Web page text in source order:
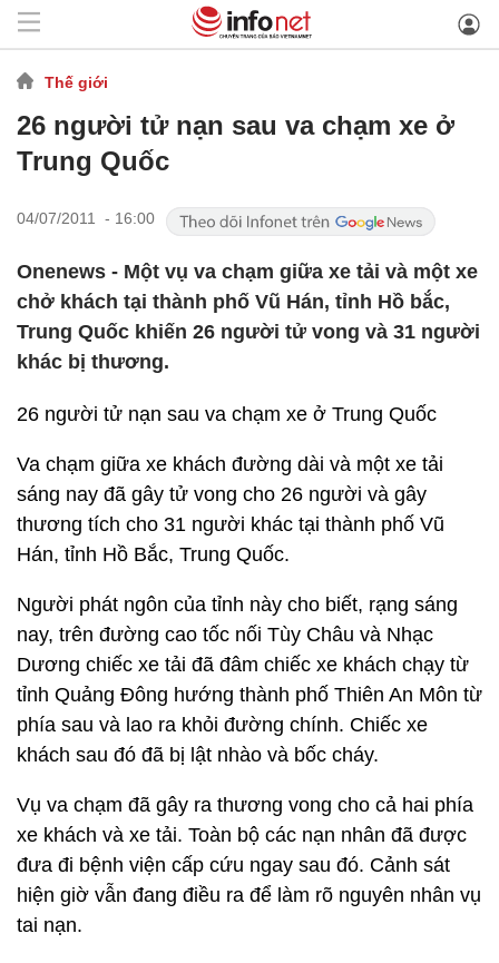
Thế giới
26 người tử nạn sau va chạm xe ở
Trung Quốc
04/07/2011 - 16:00
Onenews - Một vụ va chạm giữa xe tải và một xe
chở khách tại thành phố Vũ Hán, tỉnh Hồ bắc,
Trung Quốc khiến 26 người tử vong và 31 người
khác bị thương.
26 người tử nạn sau va chạm xe ở Trung Quốc
Va chạm giữa xe khách đường dài và một xe tải
sáng nay đã gây tử vong cho 26 người và gây
thương tích cho 31 người khác tại thành phố Vũ
Hán, tỉnh Hồ Bắc, Trung Quốc.
Người phát ngôn của tỉnh này cho biết, rạng sáng
nay, trên đường cao tốc nối Tùy Châu và Nhạc
Dương chiếc xe tải đã đâm chiếc xe khách chạy từ
tỉnh Quảng Đông hướng thành phố Thiên An Môn từ
phía sau và lao ra khỏi đường chính. Chiếc xe
khách sau đó đã bị lật nhào và bốc cháy.
Vụ va chạm đã gây ra thương vong cho cả hai phía
xe khách và xe tải. Toàn bộ các nạn nhân đã được
đưa đi bệnh viện cấp cứu ngay sau đó. Cảnh sát
hiện giờ vẫn đang điều ra để làm rõ nguyên nhân vụ
tai nạn.